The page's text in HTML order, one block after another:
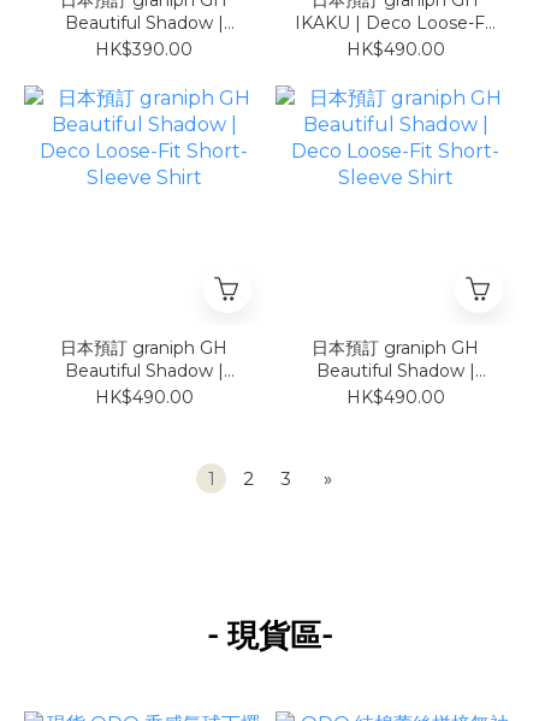
Beautiful Shadow |
Deco Oversized T-Shirt
HK$390.00
IKAKU | Deco Loose-Fit
Short-Sleeve Shirt
HK$490.00
日本預訂 graniph GH
Beautiful Shadow |
Deco Loose-Fit Short-
HK$490.00
日本預訂 graniph GH
Beautiful Shadow |
Deco Loose-Fit Short-
HK$490.00
1 2 3 »
-現貨區-